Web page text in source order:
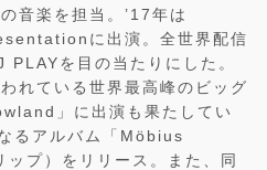
音楽を担当。’17年は
に出演。全世界配信
PLAYを目の当たりにした。
れている世界最高峰のビッグ
」に出演も果たしてい
るアルバム「Möbius
プ）をリリース。また、同